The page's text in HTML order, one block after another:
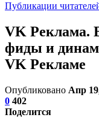
Публикации
VK Реклама.
фиды и
VK Рекламе
Опубликовано Апр
0 402
Поделится